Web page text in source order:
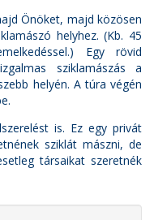
Önöket, majd közösen
helyhez. (Kb. 45
Egy rövid
sziklamászás a
helyén. A túra végén
is. Ez egy privát
sziklát mászni, de
társaikat szeretnék